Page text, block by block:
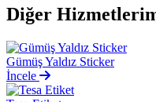
Diğer
Gümüş Yaldız Sticker
İncele